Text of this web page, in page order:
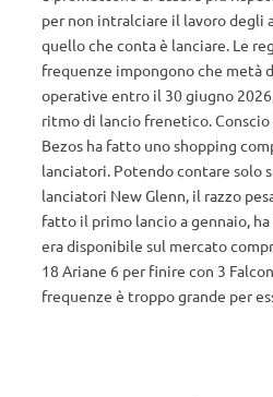
per non intralciare il lavoro degli
quello che conta è lanciare. Le
frequenze impongono che metà
operative entro il 30 giugno
ritmo di lancio frenetico.
Bezos ha fatto uno shopping
lanciatori. Potendo contare solo
lanciatori New Glenn, il razzo
fatto il primo lancio a gennaio,
era disponibile sul mercato
18 Ariane 6 per finire con 3
frequenze è troppo grande per